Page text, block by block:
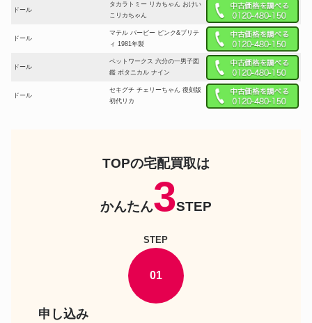
ドール
タカラトミー リカちゃん おけい
こリカちゃん
ドール
マテル バービー ピンク&プリテ
ィ 1981年製
ドール
ペットワークス 六分の一男子図
鑑 ボタニカル ナイン
ドール
セキグチ チェリーちゃん 復刻版
初代リカ
セーラームーン
ボークス スーパードルフィー ド
ルパ13限定 リズ
Kuromi×DAL Collaboration doll
マテル ドール オブ ザ ワールド
– プリンセスオブナバホバービ
ペットワークス CCS 25SS
TOPの宅配買取は
かんたん3STEP
STEP
01
申し込み